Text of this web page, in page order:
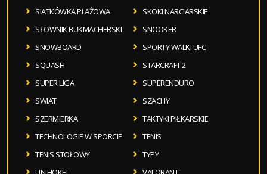
SIATKÓWKA PLAŻOWA
SKOKI NARCIARSKIE
SŁOWNIK BUKMACHERSKI
SNOOKER
SNOWBOARD
SPORTY WALKI UFC
SQUASH
STARCRAFT 2
SUPER LIGA
SUPERENDURO
SWIAT
SZACHY
SZERMIERKA
TAKTYKI PIŁKARSKIE
TECHNOLOGIE W SPORCIE
TENIS
TENIS STOŁOWY
TYPY